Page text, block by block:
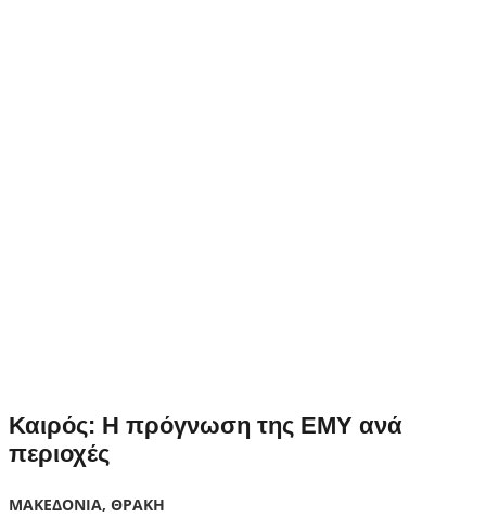
Καιρός: Η πρόγνωση της ΕΜΥ ανά
περιοχές
ΜΑΚΕΔΟΝΙΑ, ΘΡΑΚΗ